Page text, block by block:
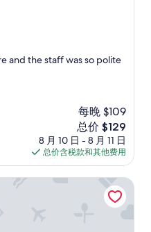
and the staff was so polite
每晚 $109
新
价
格
$129
总价 $129
8 月 10 日 - 8 月 11 日
总价含税款和其他费用